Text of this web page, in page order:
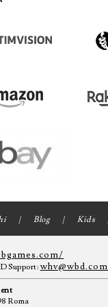
Blog Kids
Support:whv@wbd.com
Roma